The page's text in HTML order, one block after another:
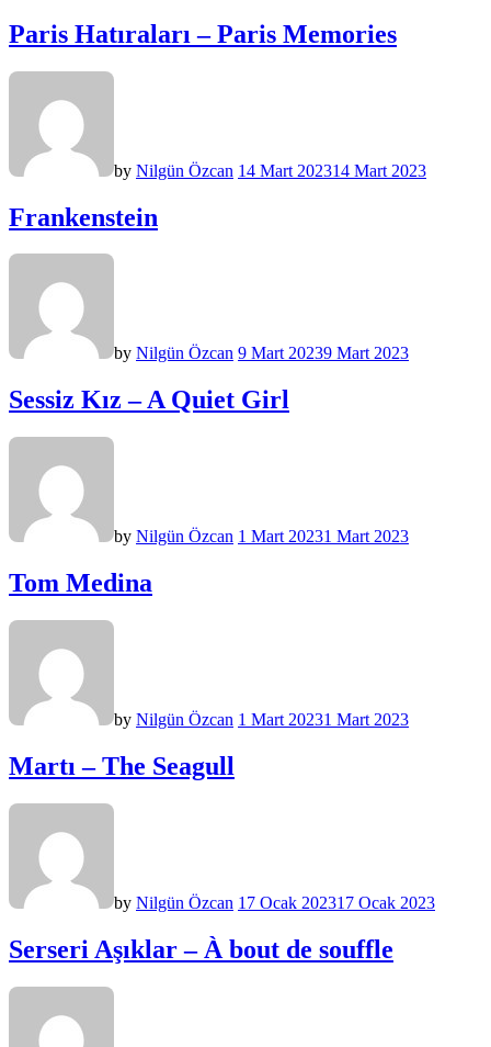
Paris Hatıraları – Paris Memories
by Nilgün Özcan 14 Mart 202314 Mart 2023
Frankenstein
by Nilgün Özcan 9 Mart 20239 Mart 2023
Sessiz Kız – A Quiet Girl
by Nilgün Özcan 1 Mart 20231 Mart 2023
Tom Medina
by Nilgün Özcan 1 Mart 20231 Mart 2023
Martı – The Seagull
by Nilgün Özcan 17 Ocak 202317 Ocak 2023
Serseri Aşıklar – À bout de souffle